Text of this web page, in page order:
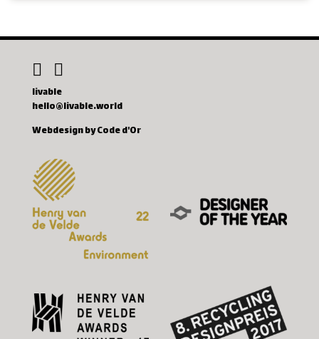
livable
hello@livable.world
Webdesign by Code d'Or